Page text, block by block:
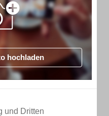
hochladen
und Dritten